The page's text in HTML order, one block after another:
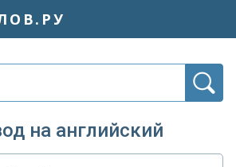
на английский